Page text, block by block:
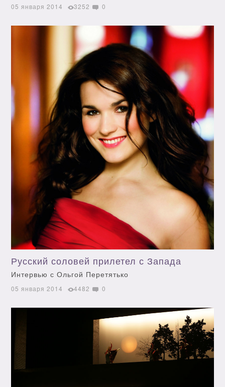
05 января 2014 3252 0
Русский соловей прилетел с Запада
Интервью с Ольгой Перетятько
05 января 2014 4482 0